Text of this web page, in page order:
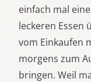
einfach mal
leckeren Essen
vom Einkaufen
morgens zum
bringen. Weil